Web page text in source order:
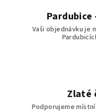
Pardubice
Vaši objednávku je
Zlaté
Podporujeme